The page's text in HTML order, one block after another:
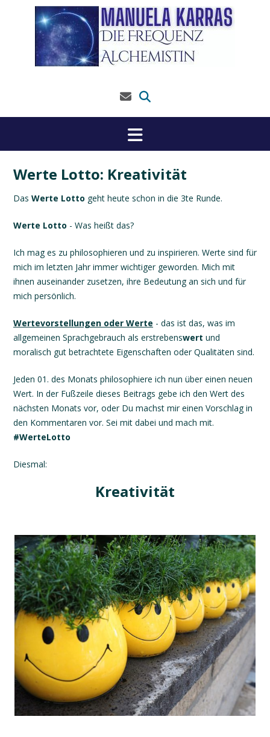
Werte Lotto: Kreativität
Das Werte Lotto geht heute schon in die 3te Runde.
Werte Lotto - Was heißt das?
Ich mag es zu philosophieren und zu inspirieren. Werte sind für
mich im letzten Jahr immer wichtiger geworden. Mich mit
ihnen auseinander zusetzen, ihre Bedeutung an sich und für
mich persönlich.
Wertevorstellungen oder Werte - das ist das, was im
allgemeinen Sprachgebrauch als erstrebenswert und
moralisch gut betrachtete Eigenschaften oder Qualitäten sind.
Jeden 01. des Monats philosophiere ich nun über einen neuen
Wert. In der Fußzeile dieses Beitrags gebe ich den Wert des
nächsten Monats vor, oder Du machst mir einen Vorschlag in
den Kommentaren vor. Sei mit dabei und mach mit.
#WerteLotto
Diesmal:
Kreativität